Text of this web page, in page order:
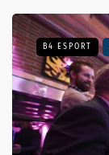
B4 ESPORT